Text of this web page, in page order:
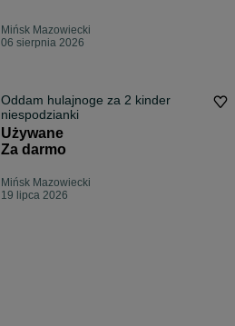
Mińsk Mazowiecki
06 sierpnia 2026
Oddam hulajnoge za 2 kinder
niespodzianki
Używane
Za darmo
Mińsk Mazowiecki
19 lipca 2026